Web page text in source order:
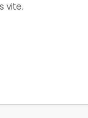
vite.